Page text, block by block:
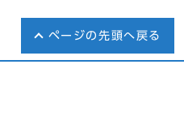
ページの先頭へ戻る